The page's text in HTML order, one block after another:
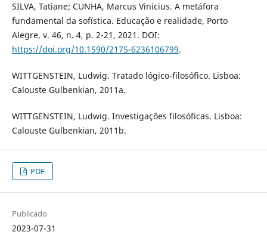
SILVA, Tatiane; CUNHA, Marcus Vinicius. A metáfora
fundamental da sofística. Educação e realidade, Porto
Alegre, v. 46, n. 4, p. 2-21, 2021. DOI:
https://doi.org/10.1590/2175-6236106799.
WITTGENSTEIN, Ludwig. Tratado lógico-filosófico. Lisboa:
Calouste Gulbenkian, 2011a.
WITTGENSTEIN, Ludwig. Investigações filosóficas. Lisboa:
Calouste Gulbenkian, 2011b.
PDF
Publicado
2023-07-31